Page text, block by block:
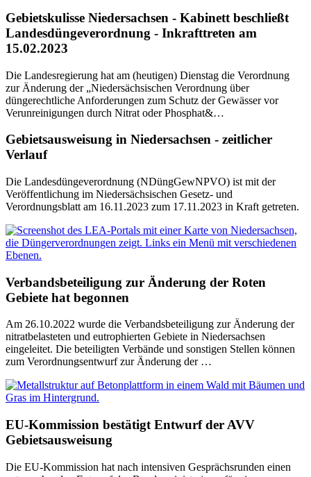
Gebietskulisse Niedersachsen - Kabinett beschließt
Landesdüngeverordnung - Inkrafttreten am
15.02.2023
Die Landesregierung hat am (heutigen) Dienstag die Verordnung
zur Änderung der „Niedersächsischen Verordnung über
düngerechtliche Anforderungen zum Schutz der Gewässer vor
Verunreinigungen durch Nitrat oder Phosphat&…
Gebietsausweisung in Niedersachsen - zeitlicher
Verlauf
Die Landesdüngeverordnung (NDüngGewNPVO) ist mit der
Veröffentlichung im Niedersächsischen Gesetz- und
Verordnungsblatt am 16.11.2023 zum 17.11.2023 in Kraft getreten.
Verbandsbeteiligung zur Änderung der Roten
Gebiete hat begonnen
Am 26.10.2022 wurde die Verbandsbeteiligung zur Änderung der
nitratbelasteten und eutrophierten Gebiete in Niedersachsen
eingeleitet. Die beteiligten Verbände und sonstigen Stellen können
zum Verordnungsentwurf zur Änderung der …
EU-Kommission bestätigt Entwurf der AVV
Gebietsausweisung
Die EU-Kommission hat nach intensiven Gesprächsrunden einen